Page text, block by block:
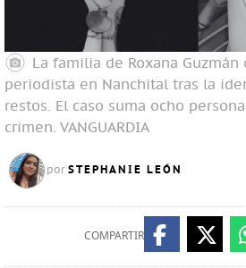
La familia de Roxana
periodista en Nanchital tras la
restos. El caso suma ocho
crimen. VANGUARDIA
por STEPHANIE LEÓN
COMPARTIR